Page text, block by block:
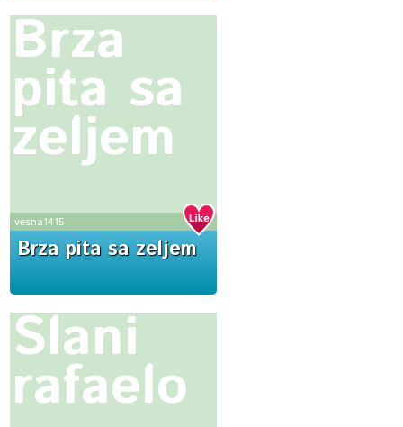
Brza
pita sa
zeljem
vesna1415
Brza pita sa zeljem
Slani
rafaelo